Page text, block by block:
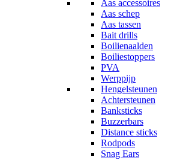
Aas accessoires
Aas schep
Aas tassen
Bait drills
Boilienaalden
Boiliestoppers
PVA
Werppijp
Hengelsteunen
Achtersteunen
Banksticks
Buzzerbars
Distance sticks
Rodpods
Snag Ears